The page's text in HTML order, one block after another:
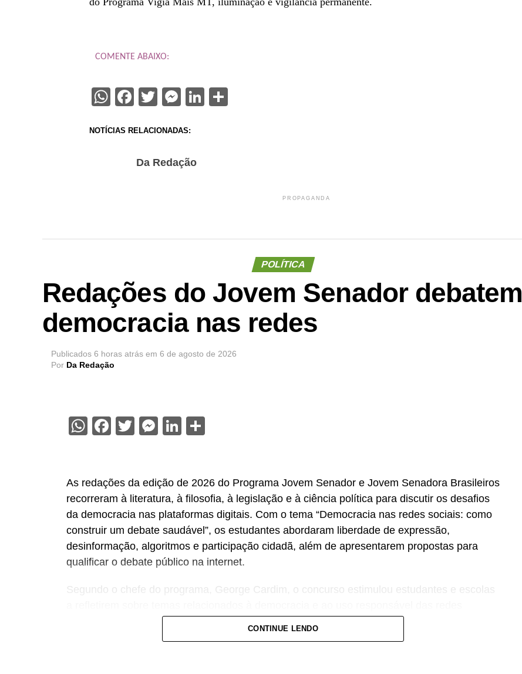
COMENTE ABAIXO:
WhatsApp
Facebook
Twitter
Messenger
LinkedIn
NOTÍCIAS RELACIONADAS:
Da Redação
PROPAGANDA
POLÍTICA
Redações do Jovem Senador debatem
democracia nas redes
Publicados 6 horas atrás em 6 de agosto de 2026
Por Da Redação
WhatsApp
Facebook
Twitter
Messenger
LinkedIn
As redações da edição de 2026 do Programa Jovem Senador e Jovem Senadora Brasileiros
recorreram à literatura, à filosofia, à legislação e à ciência política para discutir os desafios
da democracia nas plataformas digitais. Com o tema “Democracia nas redes sociais: como
construir um debate saudável”, os estudantes abordaram liberdade de expressão,
desinformação, algoritmos e participação cidadã, além de apresentarem propostas para
qualificar o debate público na internet.
Segundo o chefe do programa, George Cardim, o concurso estimulou estudantes e escolas
CONTINUE LENDO